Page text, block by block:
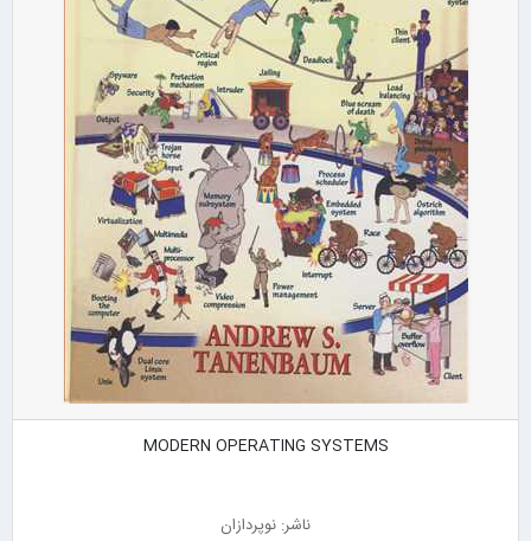
MODERN OPERATING SYSTEMS
ناشر: نوپردازان